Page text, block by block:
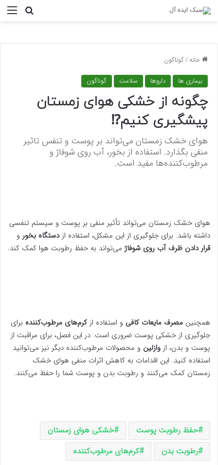
خانه/گوناگون
بیماری ها داروها سلامت گوناگون
چگونه از خشکی هوای زمستان
پیشگیری کنیم⁉️
هوای خشک زمستان می‌تواند بر پوست و تنفس تاثیر
منفی بگذارد. استفاده از بخور، آب روی شوفاژ و
مرطوب‌کننده‌ها مفید است.
هوای خشک زمستان می‌تواند تأثیر منفی بر پوست و سیستم تنفسی
داشته باشد. برای جلوگیری از این مشکل، استفاده ازدستگاه بخور و
قرار دادن ظرف آب روی شوفاژ می‌تواند به حفظ رطوبت هوا کمک کند.
همچنین مصرف مایعات کافی و استفاده از کرم‌های مرطوب‌کننده برای
جلوگیری از خشکی پوست ضروری است. در این فصل، برای مراقبت از
پوست و بدن، از وازلین و محصولات مرطوب‌کننده دیگر نیز می‌توانید
استفاده کنید. این اقدامات به کاهش اثرات منفی هوای خشک
زمستان کمک می‌کنند و رطوبت بدن و پوست شما را حفظ می‌کنند.
حفظ رطوبت پوست
خشکی هوای زمستان
رطوبت بدن
کرم‌های مرطوب‌کننده